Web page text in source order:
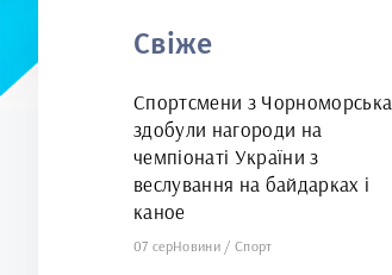
Свіже
Спортсмени з Чорноморська
здобули нагороди на
чемпіонаті України з
веслування на байдарках і
каное
07 серНовини /Спорт